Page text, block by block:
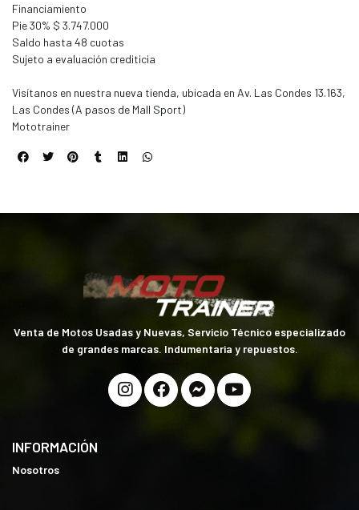
Financiamiento
Pie 30% $ 3.747.000
Saldo hasta 48 cuotas
Sujeto a evaluación crediticia
Visítanos en nuestra nueva tienda, ubicada en Av. Las Condes 13.163,
Las Condes (A pasos de Mall Sport)
Mototrainer
Venta de Motos Usadas y Nuevas, Servicio Técnico especializado
de grandes marcas. Indumentaria y repuestos.
INFORMACIÓN
Nosotros